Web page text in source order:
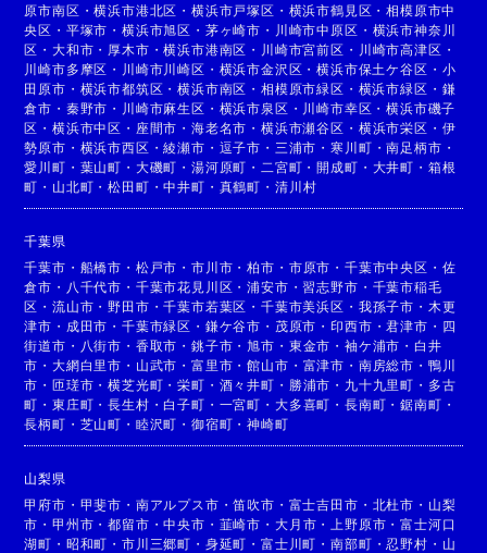
原市南区 ・横浜市港北区 ・横浜市戸塚区 ・ 横浜市鶴見区 ・相模原市中
央区 ・ 平塚市 ・横浜市旭区 ・ 茅ヶ崎市 ・ 川崎市中原区 ・ 横浜市神奈川
区 ・大和市 ・ 厚木市 ・横浜市港南区 ・ 川崎市宮前区 ・ 川崎市高津区 ・
川崎市多摩区 ・ 川崎市川崎区 ・ 横浜市金沢区 ・横浜市保土ケ谷区 ・ 小
田原市 ・ 横浜市都筑区 ・横浜市南区 ・相模原市緑区 ・ 横浜市緑区 ・ 鎌
倉市 ・ 秦野市 ・ 川崎市麻生区 ・ 横浜市泉区 ・ 川崎市幸区 ・横浜市磯子
区 ・横浜市中区 ・ 座間市 ・海老名市 ・横浜市瀬谷区 ・ 横浜市栄区 ・ 伊
勢原市 ・ 横浜市西区 ・綾瀬市 ・ 逗子市 ・ 三浦市 ・寒川町 ・南足柄市 ・
愛川町 ・ 葉山町 ・ 大磯町 ・湯河原町 ・ 二宮町 ・開成町 ・ 大井町 ・ 箱根
町 ・ 山北町 ・松田町 ・中井町 ・ 真鶴町 ・ 清川村
千葉県
千葉市 ・ 船橋市 ・ 松戸市 ・市川市 ・柏市 ・ 市原市 ・ 千葉市中央区 ・ 佐
倉市 ・ 八千代市 ・ 千葉市花見川区 ・浦安市 ・習志野市 ・ 千葉市稲毛
区 ・流山市 ・野田市 ・千葉市若葉区 ・千葉市美浜区 ・ 我孫子市 ・ 木更
津市 ・ 成田市 ・千葉市緑区 ・ 鎌ケ谷市 ・ 茂原市 ・印西市 ・君津市 ・ 四
街道市 ・ 八街市 ・ 香取市 ・銚子市 ・旭市 ・ 東金市 ・ 袖ケ浦市 ・ 白井
市 ・大網白里市 ・ 山武市 ・富里市 ・館山市 ・ 富津市 ・ 南房総市 ・ 鴨川
市 ・匝瑳市 ・横芝光町 ・栄町 ・ 酒々井町 ・ 勝浦市 ・ 九十九里町 ・ 多古
町 ・東庄町 ・長生村 ・ 白子町 ・ 一宮町 ・ 大多喜町 ・ 長南町 ・鋸南町 ・
長柄町 ・ 芝山町 ・ 睦沢町 ・御宿町 ・神崎町
山梨県
甲府市 ・ 甲斐市 ・ 南アルプス市 ・笛吹市 ・ 富士吉田市 ・ 北杜市 ・ 山梨
市 ・甲州市 ・都留市 ・中央市 ・ 韮崎市 ・ 大月市 ・ 上野原市 ・富士河口
湖町 ・ 昭和町 ・市川三郷町 ・ 身延町 ・富士川町 ・南部町 ・忍野村 ・ 山